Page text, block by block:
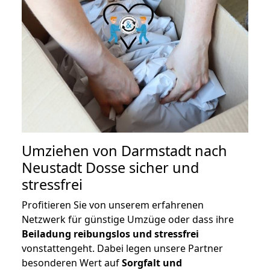
Umziehen von Darmstadt nach
Neustadt Dosse sicher und
stressfrei
Profitieren Sie von unserem erfahrenen
Netzwerk für günstige Umzüge oder dass ihre
Beiladung reibungslos und stressfrei
vonstattengeht. Dabei legen unsere Partner
besonderen Wert aufSorgfalt und